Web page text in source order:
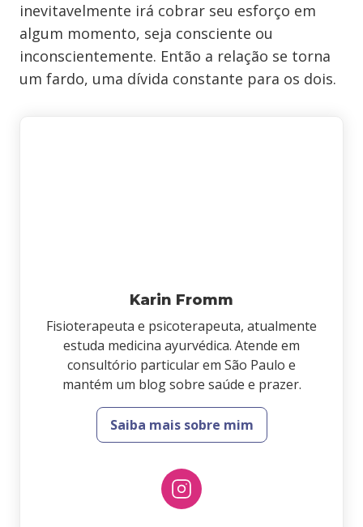
inevitavelmente irá cobrar seu esforço em
algum momento, seja consciente ou
inconscientemente. Então a relação se torna
um fardo, uma dívida constante para os dois.
Karin Fromm
Fisioterapeuta e psicoterapeuta, atualmente
estuda medicina ayurvédica. Atende em
consultório particular em São Paulo e
mantém um blog sobre saúde e prazer.
Saiba mais sobre mim